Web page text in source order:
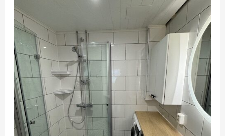
Suomi